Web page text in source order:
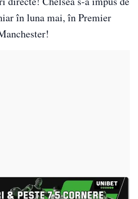
în luna mai, în Premier